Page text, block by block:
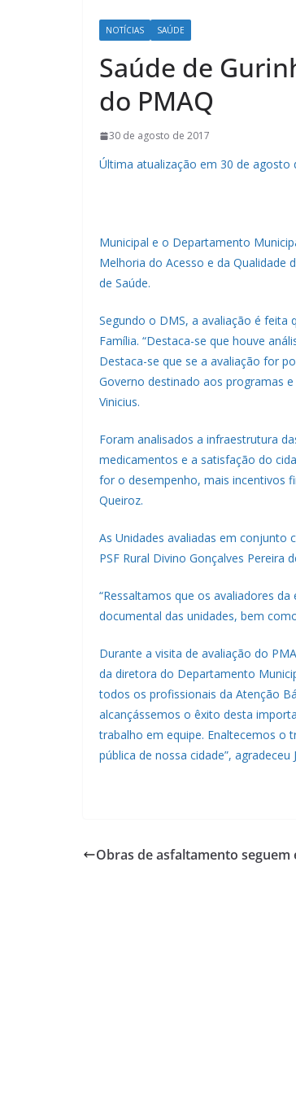
NOTÍCIAS SAÚDE
Saúde de
do PMAQ
30 de agosto de 2017
Última atualização em 30 de agosto
Municipal e o Departamento
Melhoria do Acesso e da Qualidade
de Saúde.
Segundo o DMS, a avaliação é feita
Família. “Destaca-se que houve
Destaca-se que se a avaliação for
Governo destinado aos programas
Vinicius.
Foram analisados a infraestrutura
medicamentos e a satisfação do
for o desempenho, mais incentivos
Queiroz.
As Unidades avaliadas em conjunto
PSF Rural Divino Gonçalves Pereira
“Ressaltamos que os avaliadores
documental das unidades, bem
Durante a visita de avaliação do
da diretora do Departamento
todos os profissionais da Atenção
alcançássemos o êxito desta
trabalho em equipe. Enaltecemos o
pública de nossa cidade”, agradeceu
Obras de asfaltamento seguem